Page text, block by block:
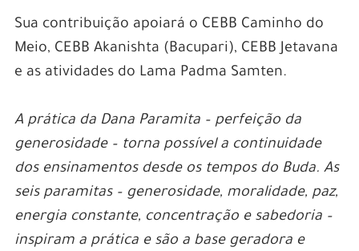
Sua contribuição apoiará o CEBB Caminho do
Meio, CEBB Akanishta (Bacupari), CEBB Jetavana
e as atividades do Lama Padma Samten.
A prática da Dana Paramita – perfeição da
generosidade – torna possível a continuidade
dos ensinamentos desde os tempos do Buda. As
seis paramitas – generosidade, moralidade, paz,
energia constante, concentração e sabedoria –
inspiram a prática e são a base geradora e